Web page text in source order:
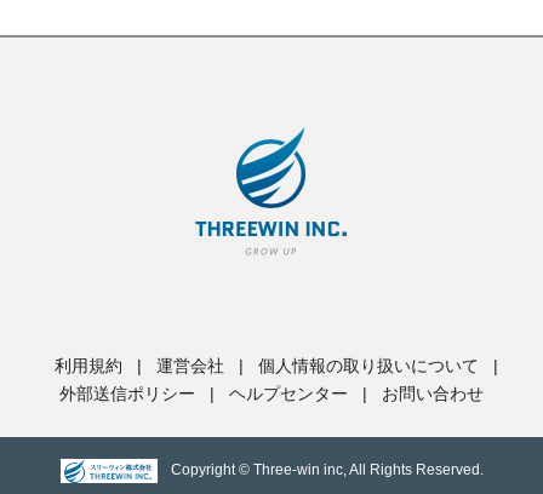
利用規約 | 運営会社 | 個人情報の取り扱いについて
|
外部送信ポリシー
| ヘルプセンター | お問い合わせ
Copyright © Three-win inc, All Rights Reserved.